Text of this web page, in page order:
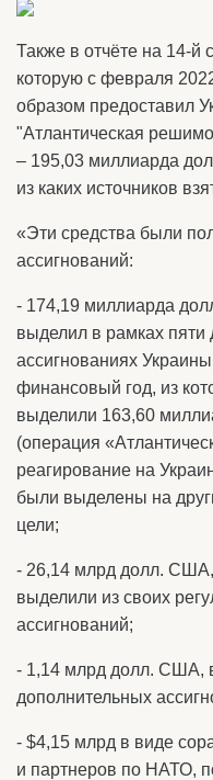
Также в отчёте на 14-й
которую с февраля
образом предоставил
"Атлантическая
– 195,03 миллиарда
из каких источников
«Эти средства были
ассигнований:
- 174,19 миллиарда
выделил в рамках пяти
ассигнованиях
финансовый год, из
выделили 163,60
(операция
реагирование на
были выделены на
цели;
- 26,14 млрд долл.
выделили из своих
ассигнований;
- 1,14 млрд долл. США,
дополнительных
- $4,15 млрд в виде
и партнеров по НАТО,